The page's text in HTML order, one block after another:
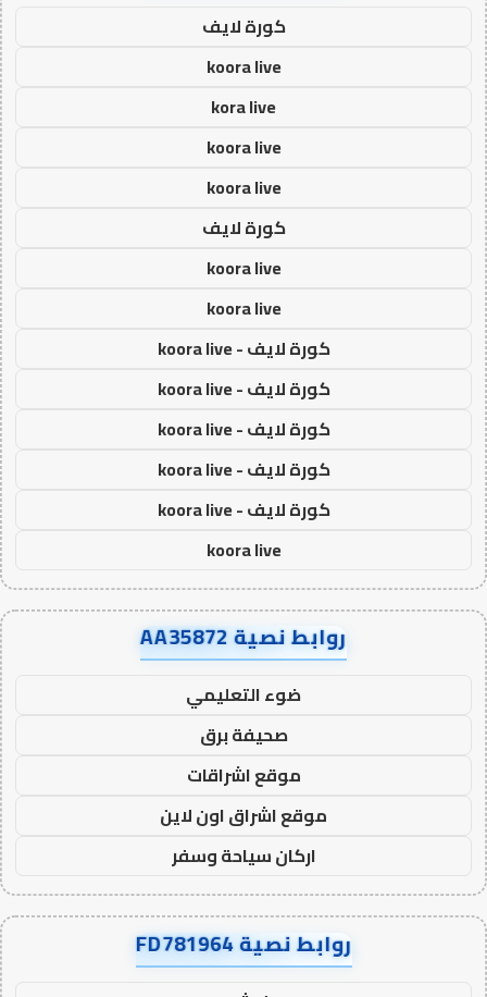
كورة لايف
koora live
kora live
koora live
koora live
كورة لايف
koora live
koora live
كورة لايف - koora live
كورة لايف - koora live
كورة لايف - koora live
كورة لايف - koora live
كورة لايف - koora live
koora live
روابط نصية AA35872
ضوء التعليمي
صحيفة برق
موقع اشراقات
موقع اشراق اون لاين
اركان سياحة وسفر
روابط نصية FD781964